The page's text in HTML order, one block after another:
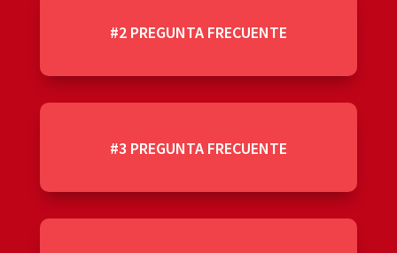
#2 PREGUNTA FRECUENTE
#3 PREGUNTA FRECUENTE